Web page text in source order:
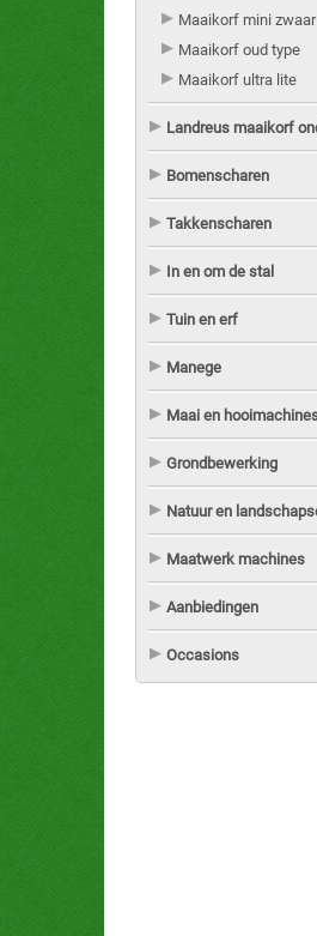
Maaikorf mini zwaar
Maaikorf oud type
Maaikorf ultra lite
Landreus maaikorf
Bomenscharen
Takkenscharen
In en om de stal
Tuin en erf
Manege
Maai en
Grondbewerking
Natuur en
Maatwerk machines
Aanbiedingen
Occasions